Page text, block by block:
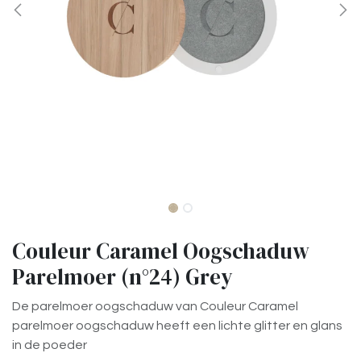
Couleur Caramel Oogschaduw
Parelmoer (n°24) Grey
De parelmoer oogschaduw van Couleur Caramel
parelmoer oogschaduw heeft een lichte glitter en glans
in de poeder